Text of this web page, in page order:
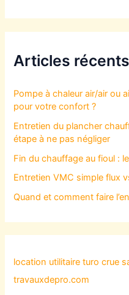
Articles récents
Pompe à chaleur air/air ou
pour votre confort ?
Entretien du plancher
étape à ne pas négliger
Fin du chauffage au fioul :
Entretien VMC simple flux
Quand et comment faire
location utilitaire turo crue
travauxdepro.com